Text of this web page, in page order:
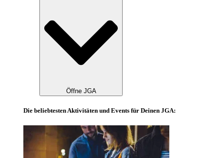
Öffne JGA
Die beliebtesten Aktivitäten und Events für Deinen JGA: